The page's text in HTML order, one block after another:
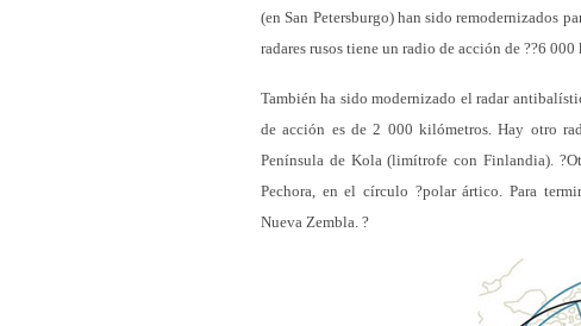
(en San Petersburgo) han sido remodernizados
radares rusos tiene un radio de acción de ??6
También ha sido modernizado el radar
de acción es de 2 000 kilómetros. Hay otro
Península de Kola (limítrofe con Finlandia).
Pechora, en el círculo ?polar ártico. Para
Nueva Zembla. ?